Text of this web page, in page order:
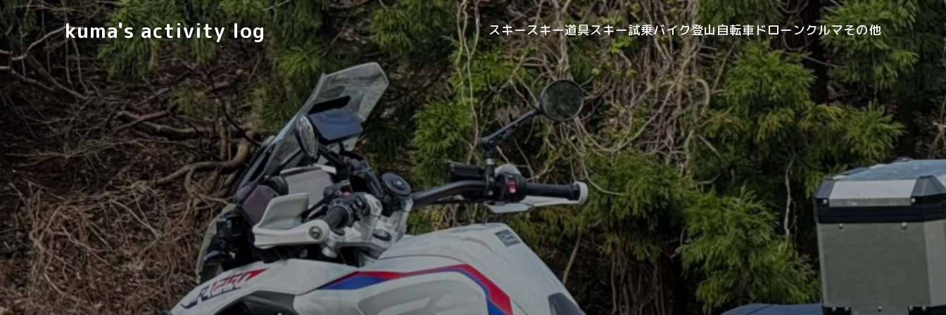
kuma's activity log スキースキー道具スキー試乗バイク登山自転車ドローンクルマその他